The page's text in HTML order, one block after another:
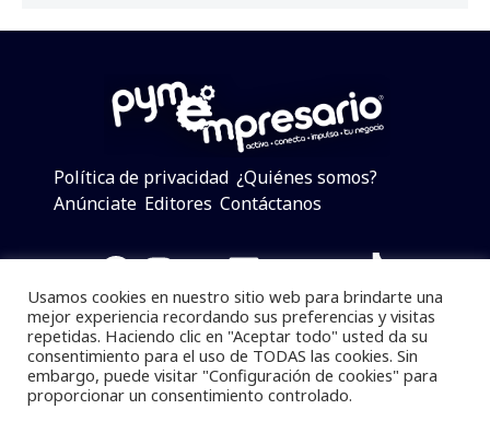
Política de privacidad ¿Quiénes somos?
Anúnciate Editores Contáctanos
Facebook
Instagram
Twitter
LinkedIn
Telegram
YouTube
TikTok
Pymempresario © 2025 Todos los derechos reservados.
Se prohibe el uso de la información total o parcial sin
Usamos cookies en nuestro sitio web para brindarte una
mejor experiencia recordando sus preferencias y visitas
repetidas. Haciendo clic en "Aceptar todo" usted da su
consentimiento para el uso de TODAS las cookies. Sin
embargo, puede visitar "Configuración de cookies" para
proporcionar un consentimiento controlado.